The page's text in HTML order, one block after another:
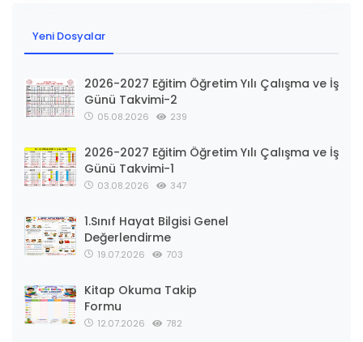
Yeni Dosyalar
2026-2027 Eğitim Öğretim Yılı Çalışma ve İş
Günü Takvimi-2
05.08.2026 239
2026-2027 Eğitim Öğretim Yılı Çalışma ve İş
Günü Takvimi-1
03.08.2026 347
1.Sınıf Hayat Bilgisi Genel
Değerlendirme
19.07.2026 703
Kitap Okuma Takip
Formu
12.07.2026 782